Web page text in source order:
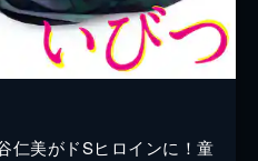
仁美がドSヒロインに！童